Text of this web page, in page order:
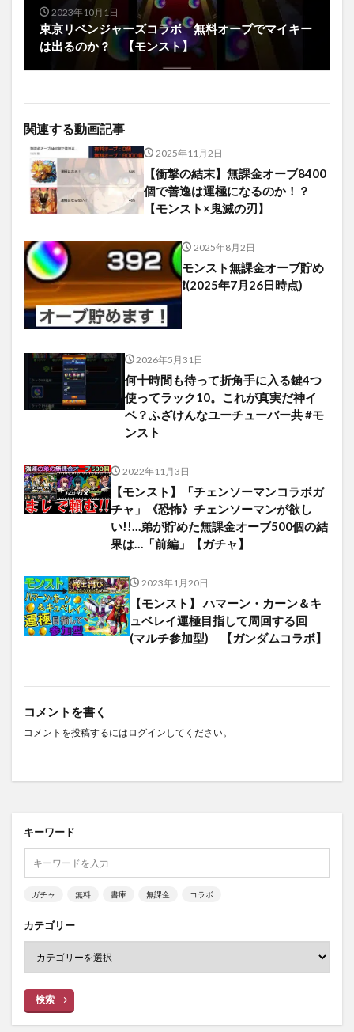
2023年10月1日
東京リベンジャーズコラボ 無料オーブでマイキー
は出るのか？ 【モンスト】
関連する動画記事
2025年11月2日
【衝撃の結末】無課金オーブ8400
個で善逸は運極になるのか！？
【モンスト×鬼滅の刃】
2025年8月2日
モンスト無課金オーブ貯め
❗️(2025年7月26日時点)
2026年5月31日
何十時間も待って折角手に入る鍵4つ
使ってラック10。これが真実だ神イ
ベ？ふざけんなユーチューバー共 #モ
ンスト
2022年11月3日
【モンスト】「チェンソーマンコラボガ
チャ」《恐怖》チェンソーマンが欲し
い!!…弟が貯めた無課金オーブ500個の結
果は…「前編」【ガチャ】
2023年1月20日
【モンスト】 ハマーン・カーン＆キ
ュベレイ運極目指して周回する回
(マルチ参加型) 【ガンダムコラボ】
コメントを書く
コメントを投稿するには ログイン してください。
キーワード
ガチャ 無料 書庫 無課金 コラボ
カテゴリー
検索